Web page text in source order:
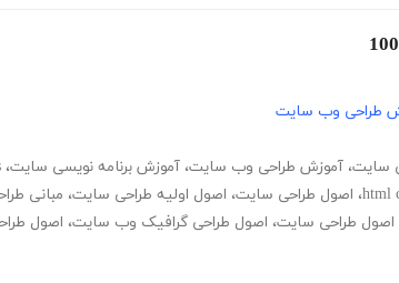
طراحی وب سایت
سایت، آموزش طراحی وب سایت، آموزش برنامه نویسی سایت،
، اصول طراحی سایت، اصول اولیه طراحی سایت، مبانی
طراحی سایت، اصول طراحی گرافیک وب سایت، اصول